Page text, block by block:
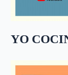
YO